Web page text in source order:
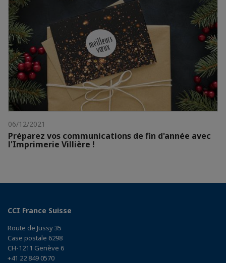
06/12/2021
Préparez vos communications de fin d'année avec
l'Imprimerie Villière !
CCI France Suisse
Route de Jussy 35
Case postale 6298
CH-1211 Genève 6
+41 22 849 0570